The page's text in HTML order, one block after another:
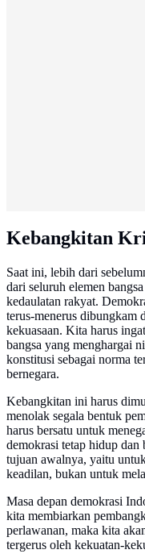
Kebangkitan
Saat ini, lebih dari
dari seluruh elemen
kedaulatan rakyat.
terus-menerus dibungkam
kekuasaan. Kita harus
bangsa yang menghargai
konstitusi sebagai norma
bernegara.
Kebangkitan ini harus
menolak segala bentuk
harus bersatu untuk
demokrasi tetap hidup
tujuan awalnya, yaitu
keadilan, bukan untuk
Masa depan demokrasi
kita membiarkan
perlawanan, maka kita
tergerus oleh kekuatan-